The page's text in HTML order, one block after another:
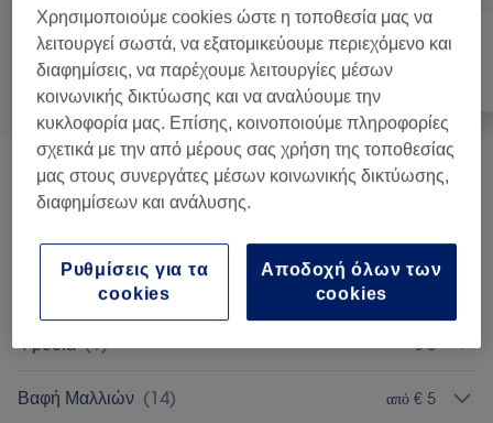
Όλα Μαλλιά
Τεχνητά Νύχια (6) από € 5
Nail Extras (3)
Φρύδια (1) € 5
Βαφή Μαλλιών (14) από € 5
Χρησιμοποιούμε cookies ώστε η τοποθεσία μας να
λειτουργεί σωστά, να εξατομικεύουμε περιεχόμενο και
διαφημίσεις, να παρέχουμε λειτουργίες μέσων
κοινωνικής δικτύωσης και να αναλύουμε την
κυκλοφορία μας. Επίσης, κοινοποιούμε πληροφορίες
σχετικά με την από μέρους σας χρήση της τοποθεσίας
μας στους συνεργάτες μέσων κοινωνικής δικτύωσης,
διαφημίσεων και ανάλυσης.
Αποδοχή όλων των
cookies
Ρυθμίσεις για τα
cookies